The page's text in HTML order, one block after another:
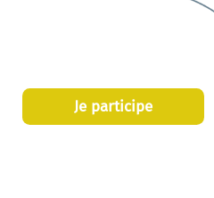
Je participe